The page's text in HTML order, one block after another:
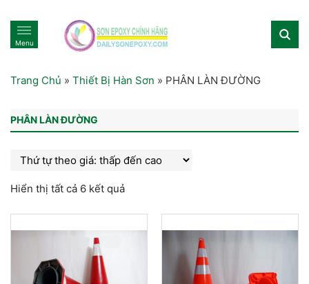
Menu
Trang Chủ » Thiết Bị Hàn Sơn » PHÂN LÀN ĐƯỜNG
PHÂN LÀN ĐƯỜNG
Hiển thị tất cả 6 kết quả